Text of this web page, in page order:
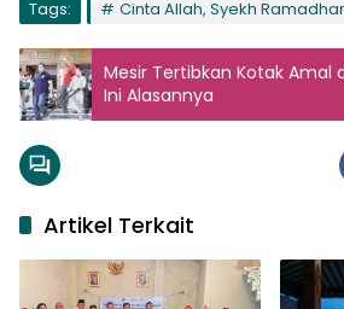
Tags: Cinta Allah, Syekh
Mesir Tertibkan Kotak Amal
Ini Alasannya
Artikel Terkait